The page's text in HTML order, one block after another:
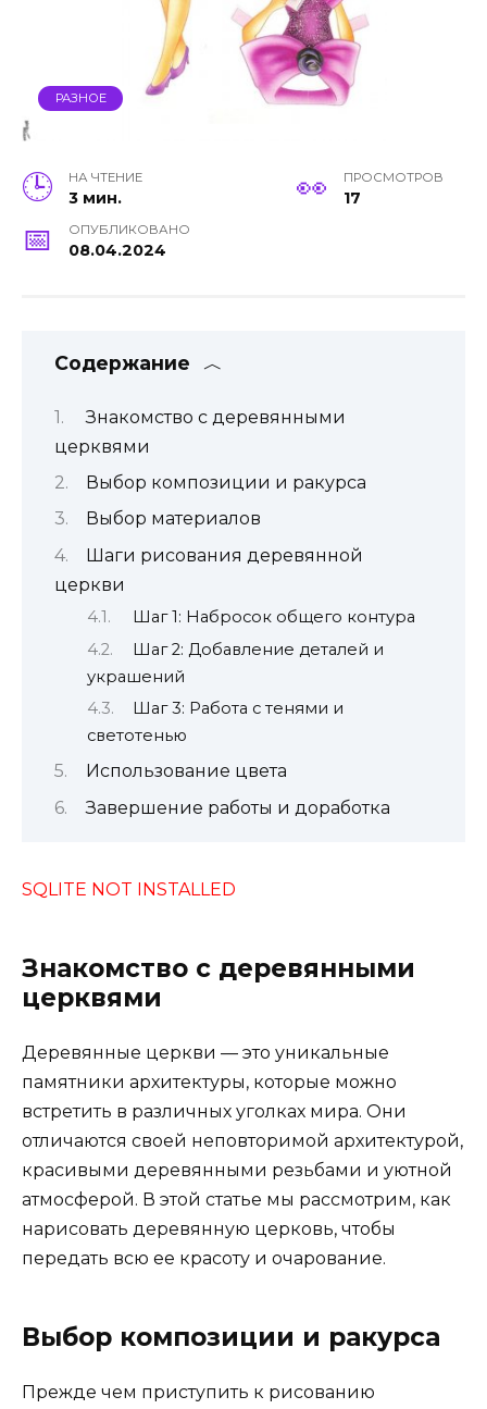
РАЗНОЕ
НА ЧТЕНИЕ
3 мин.
ПРОСМОТРОВ
17
ОПУБЛИКОВАНО
08.04.2024
Содержание
Знакомство с деревянными
церквями
Выбор композиции и ракурса
Выбор материалов
Шаги рисования деревянной
церкви
Шаг 1: Набросок общего контура
Шаг 2: Добавление деталей и
украшений
Шаг 3: Работа с тенями и
светотенью
Использование цвета
Завершение работы и доработка
SQLITE NOT INSTALLED
Знакомство с деревянными
церквями
Деревянные церкви — это уникальные
памятники архитектуры, которые можно
встретить в различных уголках мира. Они
отличаются своей неповторимой архитектурой,
красивыми деревянными резьбами и уютной
атмосферой. В этой статье мы рассмотрим, как
нарисовать деревянную церковь, чтобы
передать всю ее красоту и очарование.
Выбор композиции и ракурса
Прежде чем приступить к рисованию